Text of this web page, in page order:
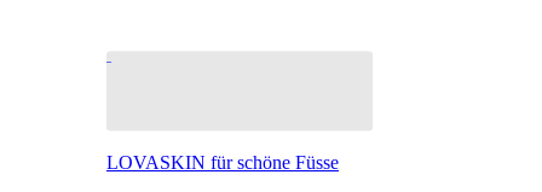
LOVASKIN für schöne Füsse